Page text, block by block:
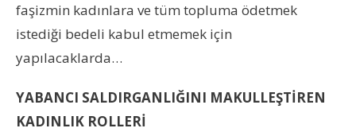
faşizmin kadınlara ve tüm topluma ödetmek
istediği bedeli kabul etmemek için
yapılacaklarda…
YABANCI SALDIRGANLIĞINI MAKULLEŞTİREN
KADINLIK ROLLERİ